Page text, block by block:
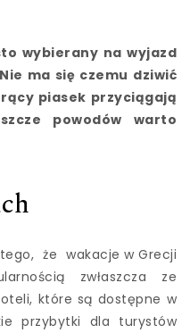
wybierany na wyjazd
ma się czemu dziwić
piasek przyciągają
powodów warto
że wakacje w Grecji
zwłaszcza ze
które są dostępne w
przybytki dla turystów